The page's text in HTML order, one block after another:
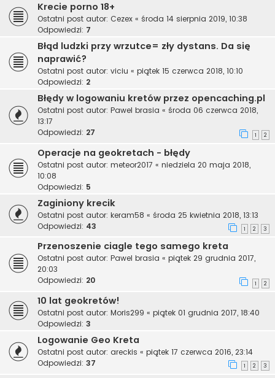
Krecie porno 18+
Ostatni post autor: Cezex « środa 14 sierpnia 2019, 10:38
Odpowiedzi: 7
Błąd ludzki przy wrzutce= zły dystans. Da się
naprawić?
Ostatni post autor: viciu « piątek 15 czerwca 2018, 10:10
Odpowiedzi: 2
Błędy w logowaniu kretów przez opencaching.pl
Ostatni post autor: Pawel brasia « środa 06 czerwca 2018,
13:17
Odpowiedzi: 27 1 2
Operacje na geokretach - błędy
Ostatni post autor: meteor2017 « niedziela 20 maja 2018,
10:08
Odpowiedzi: 5
Zaginiony krecik
Ostatni post autor: keram58 « środa 25 kwietnia 2018, 13:13
Odpowiedzi: 43 1 2 3
Przenoszenie ciagle tego samego kreta
Ostatni post autor: Pawel brasia « piątek 29 grudnia 2017,
20:03
Odpowiedzi: 20 1 2
10 lat geokretów!
Ostatni post autor: Moris299 « piątek 01 grudnia 2017, 18:40
Odpowiedzi: 3
Logowanie Geo Kreta
Ostatni post autor: areckis « piątek 17 czerwca 2016, 23:14
Odpowiedzi: 37 1 2 3